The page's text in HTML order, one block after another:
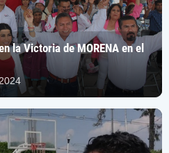
la Victoria de MORENA en el